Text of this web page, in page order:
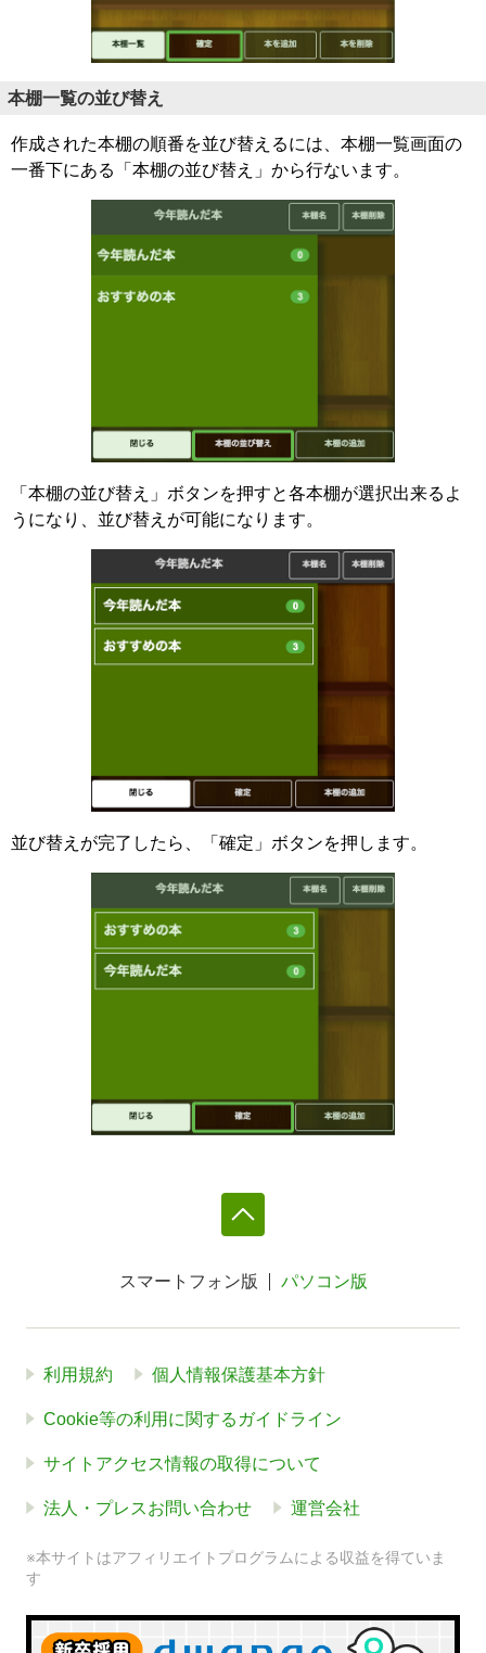
本棚一覧の並び替え
作成された本棚の順番を並び替えるには、本棚一覧画面の
一番下にある「本棚の並び替え」から行ないます。
「本棚の並び替え」ボタンを押すと各本棚が選択出来るよ
うになり、並び替えが可能になります。
並び替えが完了したら、「確定」ボタンを押します。
スマートフォン版 パソコン版
利用規約 個人情報保護基本方針
Cookie等の利用に関するガイドライン
サイトアクセス情報の取得について
法人・プレスお問い合わせ 運営会社
※本サイトはアフィリエイトプログラムによる収益を得ていま
す